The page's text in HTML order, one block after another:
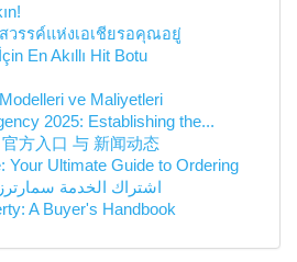
วรรค์แห่งเอเชียรอคุณอยู่
En Akıllı Hit Botu
ve Maliyetleri
2025: Establishing the...
方入口 与 新闻动态
Your Ultimate Guide to Ordering
اشتراك الخدمة
A Buyer's Handbook